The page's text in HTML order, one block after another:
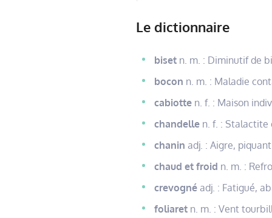
Le dictionnaire
biset n. m. : Diminutif de
bocon n. m. : Maladie
cabiotte n. f. : Maison
chandelle n. f. : Stalactite
chanin adj. : Aigre,
chaud et froid n. m. :
crevogné adj. : Fatigué,
foliaret n. m. : Vent